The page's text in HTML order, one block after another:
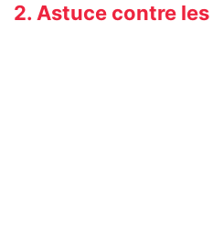
2. Astuce contre